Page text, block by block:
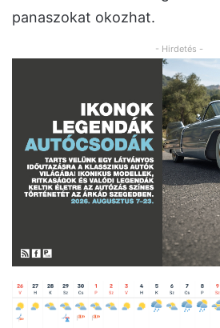
panaszokat okozhat.
- Hirdetés -